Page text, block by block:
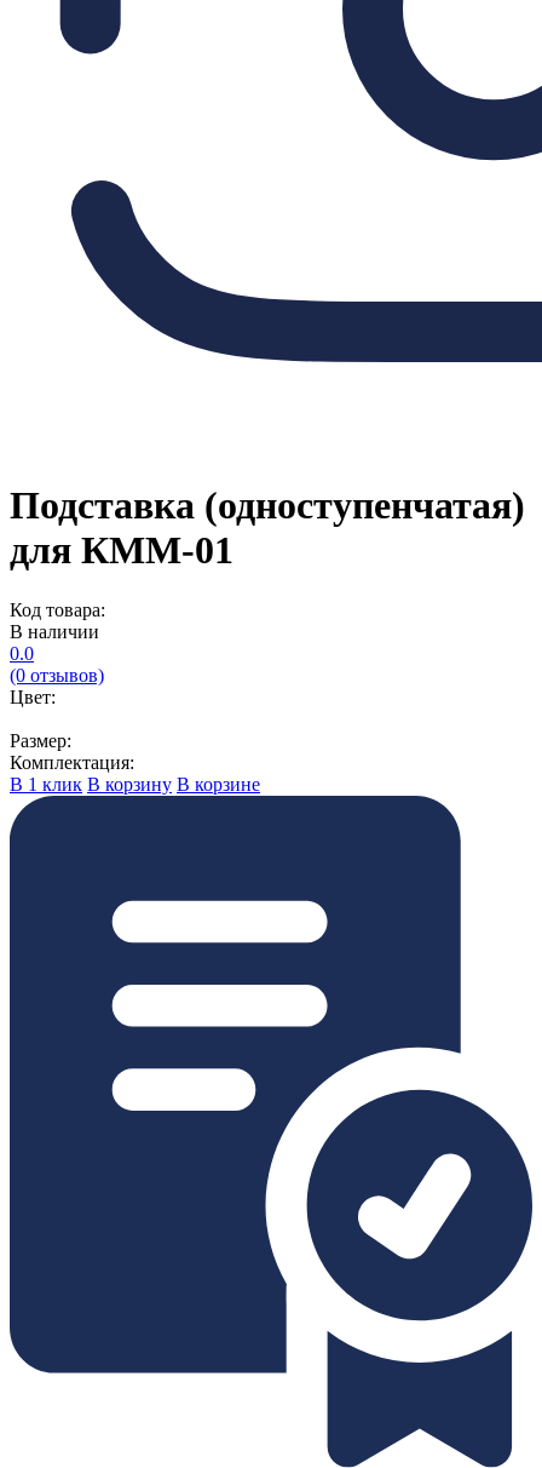
Подставка (одноступенчатая)
для КММ-01
Код товара:
В наличии
0.0
(0 отзывов)
Цвет:
Размер:
Комплектация:
В 1 клик В корзину В корзине